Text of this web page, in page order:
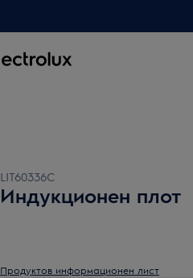
LIT60336C
Индукционен плот
Продуктов информационен лист